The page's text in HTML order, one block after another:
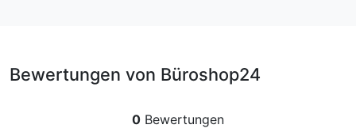
Bewertungen von Büroshop24
0 Bewertungen